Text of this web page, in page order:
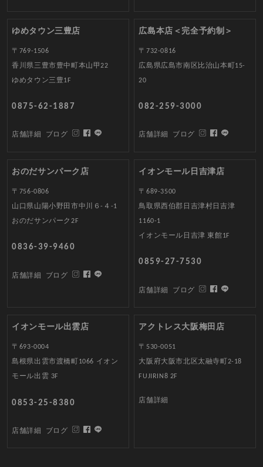
ゆめタウン三豊店
〒769-1506
香川県三豊市豊中町本山甲22
ゆめタウン三豊1F
0875-62-1887
店舗詳細 ブログ
広島本店＜完全予約制＞
〒732-0816
広島県広島市南区比治山本町15-
20
082-259-3000
店舗詳細 ブログ
おのだサンパーク店
〒756-0806
山口県山陽小野田市中川６-４-1
おのだサンパーク2F
0836-39-9460
店舗詳細 ブログ
イオンモール日吉津店
〒689-3500
鳥取県西伯郡日吉津村日吉津
1160-1
イオンモール日吉津 東館1F
0859-27-7530
店舗詳細 ブログ
イオンモール出雲店
〒693-0004
島根県出雲市渡橋町1066 イオン
モール出雲 3F
0853-25-8380
店舗詳細 ブログ
アクトレス大阪梅田店
〒530-0051
大阪府大阪市北区太融寺町2-18
FUJIRIN8 2F
店舗詳細